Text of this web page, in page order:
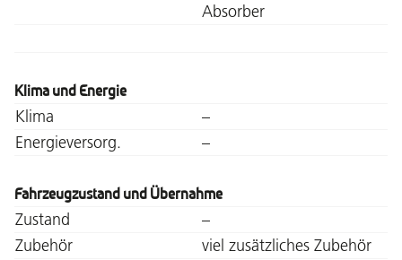
Absorber
Klima und Energie
Klima
–
Energieversorg.
–
Fahrzeugzustand und Übernahme
Zustand
–
Zubehör
viel zusätzliches Zubehör